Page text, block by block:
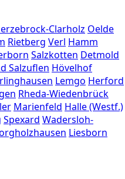
Clarholz Oelde
Rietberg Verl Hamm
Salzkotten Detmold
Salzuflen Hövelhof
Lemgo Herford
Rheda-Wiedenbrück
Marienfeld Halle (Westf.)
Spexard Wadersloh-
Liesborn